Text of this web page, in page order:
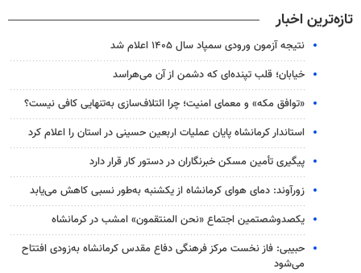
تازه‌ترین اخبار
نتیجه آزمون ورودی سمپاد سال ۱۴۰۵ اعلام شد
خیابان؛ قلب تپنده‌ای که دشمن از آن می‌هراسد
«توافق مکه» و معمای امنیت؛ چرا ائتلاف‌سازی به‌تنهایی کافی نیست؟
استاندار کرمانشاه پایان عملیات اربعین حسینی در استان را اعلام کرد
پیگیری تأمین مسکن خبرنگاران در دستور کار قرار دارد
زورآوند: دمای هوای کرمانشاه از یکشنبه به‌طور نسبی کاهش می‌یابد
یکصدوشصتمین اجتماع «نحن المنتقمون» امشب در کرمانشاه
حبیبی: فاز نخست مرکز فرهنگی دفاع مقدس کرمانشاه به‌زودی افتتاح
می‌شود